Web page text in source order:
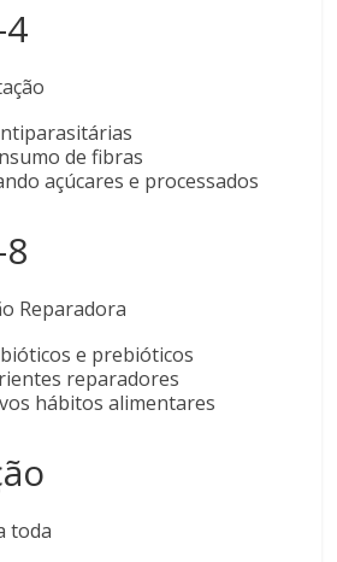
de fibras
açúcares e processados
Reparadora
e prebióticos
reparadores
hábitos alimentares
toda